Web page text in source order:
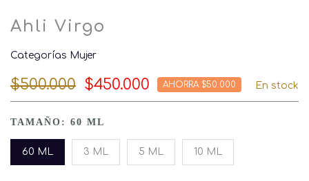
Ahli Virgo
Categorías Mujer
$500.000 $450.000 AHORRA $50.000 En stock
TAMAÑO: 60 ML
60 ML 3 ML 5 ML 10 ML